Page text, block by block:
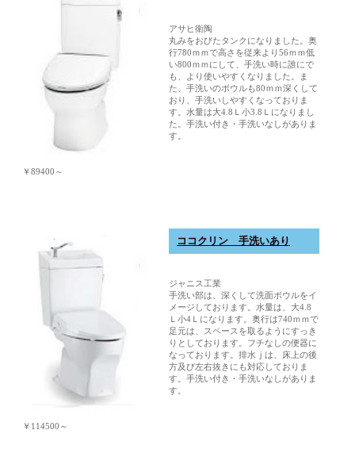
￥89400～
アサヒ衛陶
丸みをおびたタンクになりました。奥
行780ｍｍで高さを従来より56ｍｍ低
い800ｍｍにして、手洗い時に誰にで
も、より使いやすくなりました。ま
た、手洗いのボウルも80ｍｍ深くして
おり、手洗いしやすくなっておりま
す。水量は大4.8Ｌ小3.8Ｌになりまし
た。手洗い付き・手洗いなしがありま
す。
￥114500～
ココクリン 手洗いあり
ジャニス工業
手洗い部は、深くして洗面ボウルをイ
メージしております。水量は、大4.8
Ｌ小4Ｌになります。奥行は740ｍｍで
足元は、スペースを取るようにすっき
りとしております。フチなしの便器に
なっております。排水ｊは、床上の後
方及び左右抜きにも対応しておりま
す。手洗い付き・手洗いなしがありま
す。